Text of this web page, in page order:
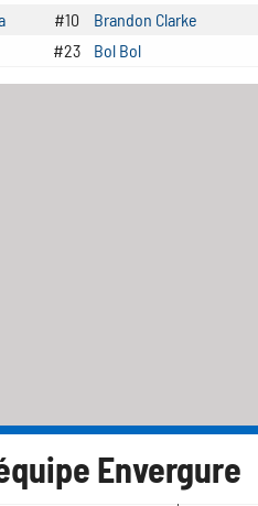
#10 Brandon Clarke
#23 Bol Bol
Envergure